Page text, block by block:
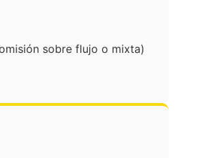
sobre flujo o mixta)